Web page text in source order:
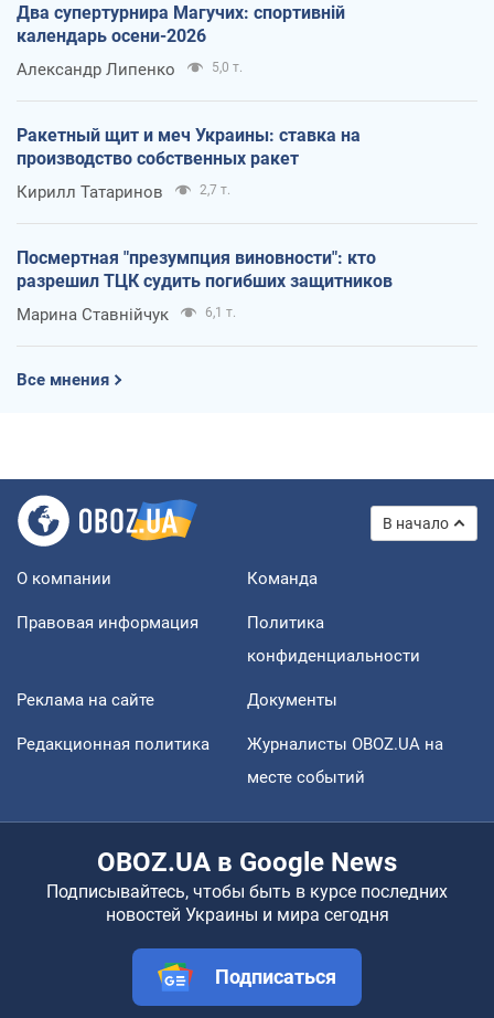
Два супертурнира Магучих: спортивній
календарь осени-2026
Александр Липенко 5,0 т.
Ракетный щит и меч Украины: ставка на
производство собственных ракет
Кирилл Татаринов 2,7 т.
Посмертная "презумпция виновности": кто
разрешил ТЦК судить погибших защитников
Марина Ставнійчук 6,1 т.
Все мнения
В начало
О компании Команда
Правовая информация
Политика
конфиденциальности
Реклама на сайте Документы
Редакционная политика
Журналисты OBOZ.UA на
месте событий
OBOZ.UA в Google News
Подписывайтесь, чтобы быть в курсе последних
новостей Украины и мира сегодня
Подписаться